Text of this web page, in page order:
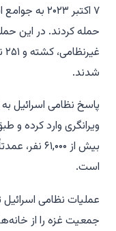
۷ اکتبر
شدند.
پاسخ نظامی اسرائیل
ویرانگری وارد کرده
بیش از
است.
جمعیت غزه را از